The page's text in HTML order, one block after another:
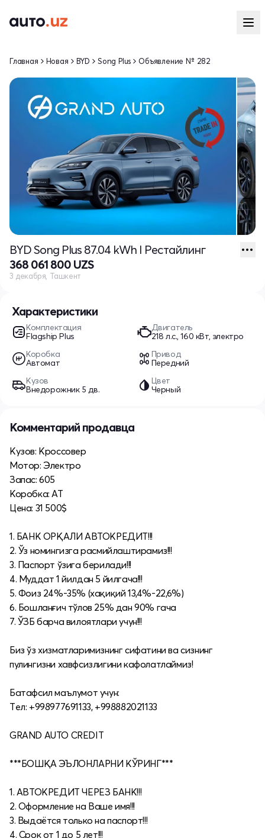
Характеристики
Комплектация
Flagship Plus
Двигатель
218 л.с., 160 кВт, электро
Коробка
Автомат
Привод
Передний
Кузов
Внедорожник 5 дв.
Цвет
Черный
Главная Новая BYD Song Plus Объявление № 282
BYD Song Plus 87.04 kWh I Рестайлинг
368 061 800 UZS
3 декабря, Ташкент
Комментарий продавца
Кузов: Кроссовер
Мотор: Электро
Запас: 605
Коробка: АТ
Цена: 31 500$
1. БАНК ОРҚАЛИ АВТОКРЕДИТ!!!
2. Ўз номингизга расмийлаштирамиз!!!
3. Паспорт ўзига берилади!!!
4. Муддат 1 йилдан 5 йилгача!!!
5. Фоиз 24%-35% (хақиқий 13,4%-22,6%)
6. Бошланғич тўлов 25% дан 90% гача
7. ЎЗБ барча вилоятлари учун!!!
Биз ўз хизматларимизнинг сифатини ва сизнинг
пулингизни хавфсизлигини кафолатлаймиз!
Батафсил маълумот учун:
Tел: +998977691133, +998882021133
GRAND AUTO CREDIT
***БОШҚА ЭЪЛОНЛАРНИ КЎРИНГ***
1. АВТОКРЕДИТ ЧЕРЕЗ БАНК!!!
2. Оформление на Ваше имя!!!
3. Выдаётся только на паспорт!!!
4. Срок от 1 до 5 лет!!!